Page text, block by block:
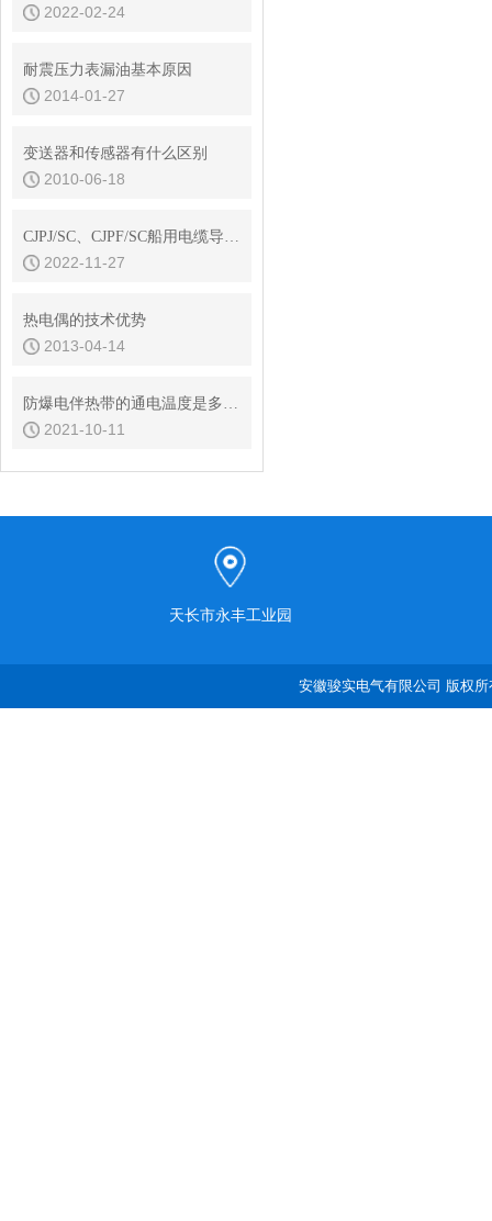
2022-02-24
耐震压力表漏油基本原因
2014-01-27
变送器和传感器有什么区别
2010-06-18
CJPJ/SC、CJPF/SC船用电缆导体直流电阻
2022-11-27
热电偶的技术优势
2013-04-14
防爆电伴热带的通电温度是多少，如何进行选择？
2021-10-11
天长市永丰工业园
安徽骏实电气有限公司 版权